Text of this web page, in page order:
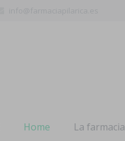
Home La farmacia